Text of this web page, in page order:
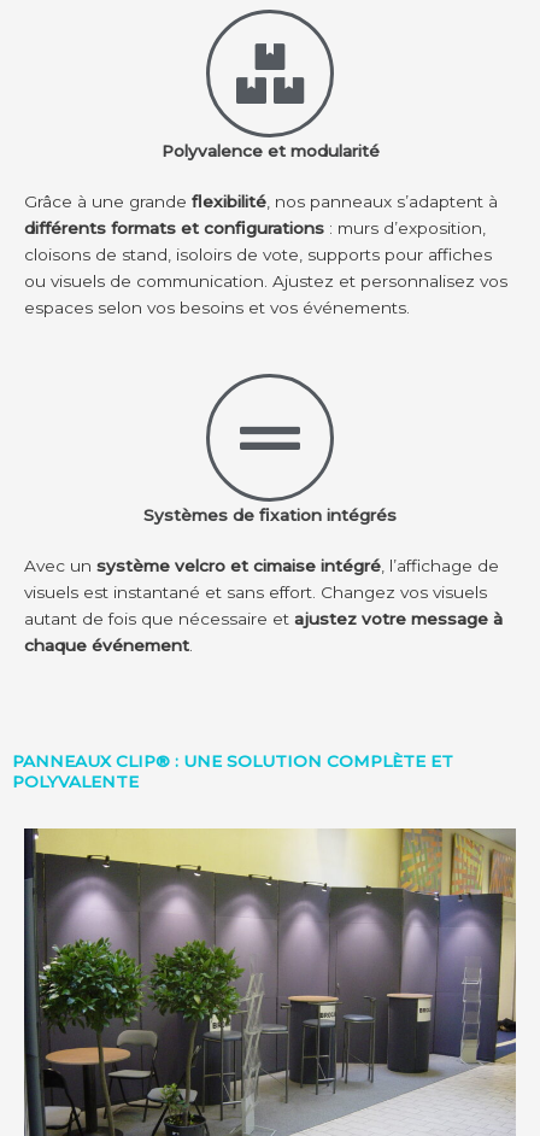
Polyvalence et modularité
Grâce à une grande flexibilité , nos panneaux s’adaptent à
différents formats et configurations : murs d’exposition,
cloisons de stand, isoloirs de vote, supports pour affiches
ou visuels de communication. Ajustez et personnalisez vos
espaces selon vos besoins et vos événements.
Systèmes de fixation intégrés
Avec un système velcro et cimaise intégré , l’affichage de
visuels est instantané et sans effort. Changez vos visuels
autant de fois que nécessaire et ajustez votre message à
chaque événement
PANNEAUX CLIP® : UNE SOLUTION COMPLÈTE ET
POLYVALENTE